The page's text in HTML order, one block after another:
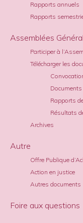
Rapports annuels
Rapports
Assemblées
Participer à
Télécharger les
Documents
Rapports
Résultats
Archives
Autre
Offre Publique
Action en justice
Autres documents
Foire aux questions